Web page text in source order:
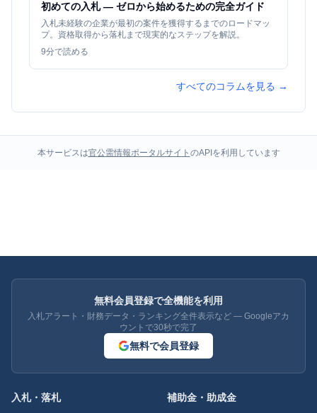
初めての入札 — ゼロから始めるための完全ガイド
入札未経験の企業が最初の案件を獲得するまでのロードマッ
プ。資格取得から落札まで現実的なステップを解説。
9分で読める
すべてのコラムを見る →
本サービスは官公需情報ポータルサイト のAPIを利用しています
無料会員登録で全機能を利用
入札アラート・財務データ・ランキング全件表示など — Googleアカ
ウントで30秒で完了
無料で会員登録
入札・落札 補助金・助成金